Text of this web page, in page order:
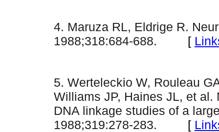
4. Maruza RL, Eldrige R.
1988;318:684-688.
[
5. Werteleckio W, Rouleau
Williams JP, Haines JL, et
DNA linkage studies of a
1988;319:278-283.
[